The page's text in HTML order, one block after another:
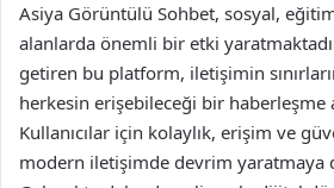
Asiya Görüntülü Sohbet, sosyal,
alanlarda önemli bir etki
getiren bu platform, iletişimin
herkesin erişebileceği bir haberleşme
Kullanıcılar için kolaylık, erişim ve
modern iletişimde devrim yaratmaya